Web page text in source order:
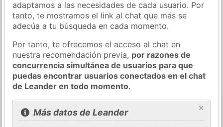
adaptamos a las necesidades de cada usuario. Por
tanto, te mostramos el link al chat que más se
adecúa a tu búsqueda en cada momento.
Por tanto, te ofrecemos el acceso al chat en
nuestra recomendación previa, por razones de
concurrencia simultánea de usuarios para que
puedas encontrar usuarios conectados en el chat
de Leander en todo momento.
×
Más datos de Leander